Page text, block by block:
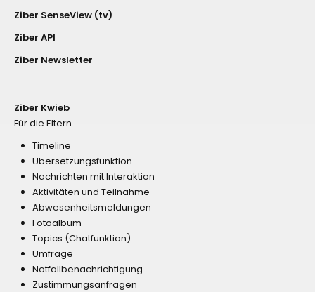
Ziber SenseView (tv)
Ziber API
Ziber Newsletter
Ziber Kwieb
Für die Eltern
Timeline
Übersetzungsfunktion
Nachrichten mit Interaktion
Aktivitäten und Teilnahme
Abwesenheitsmeldungen
Fotoalbum
Topics (Chatfunktion)
Umfrage
Notfallbenachrichtigung
Zustimmungsanfragen